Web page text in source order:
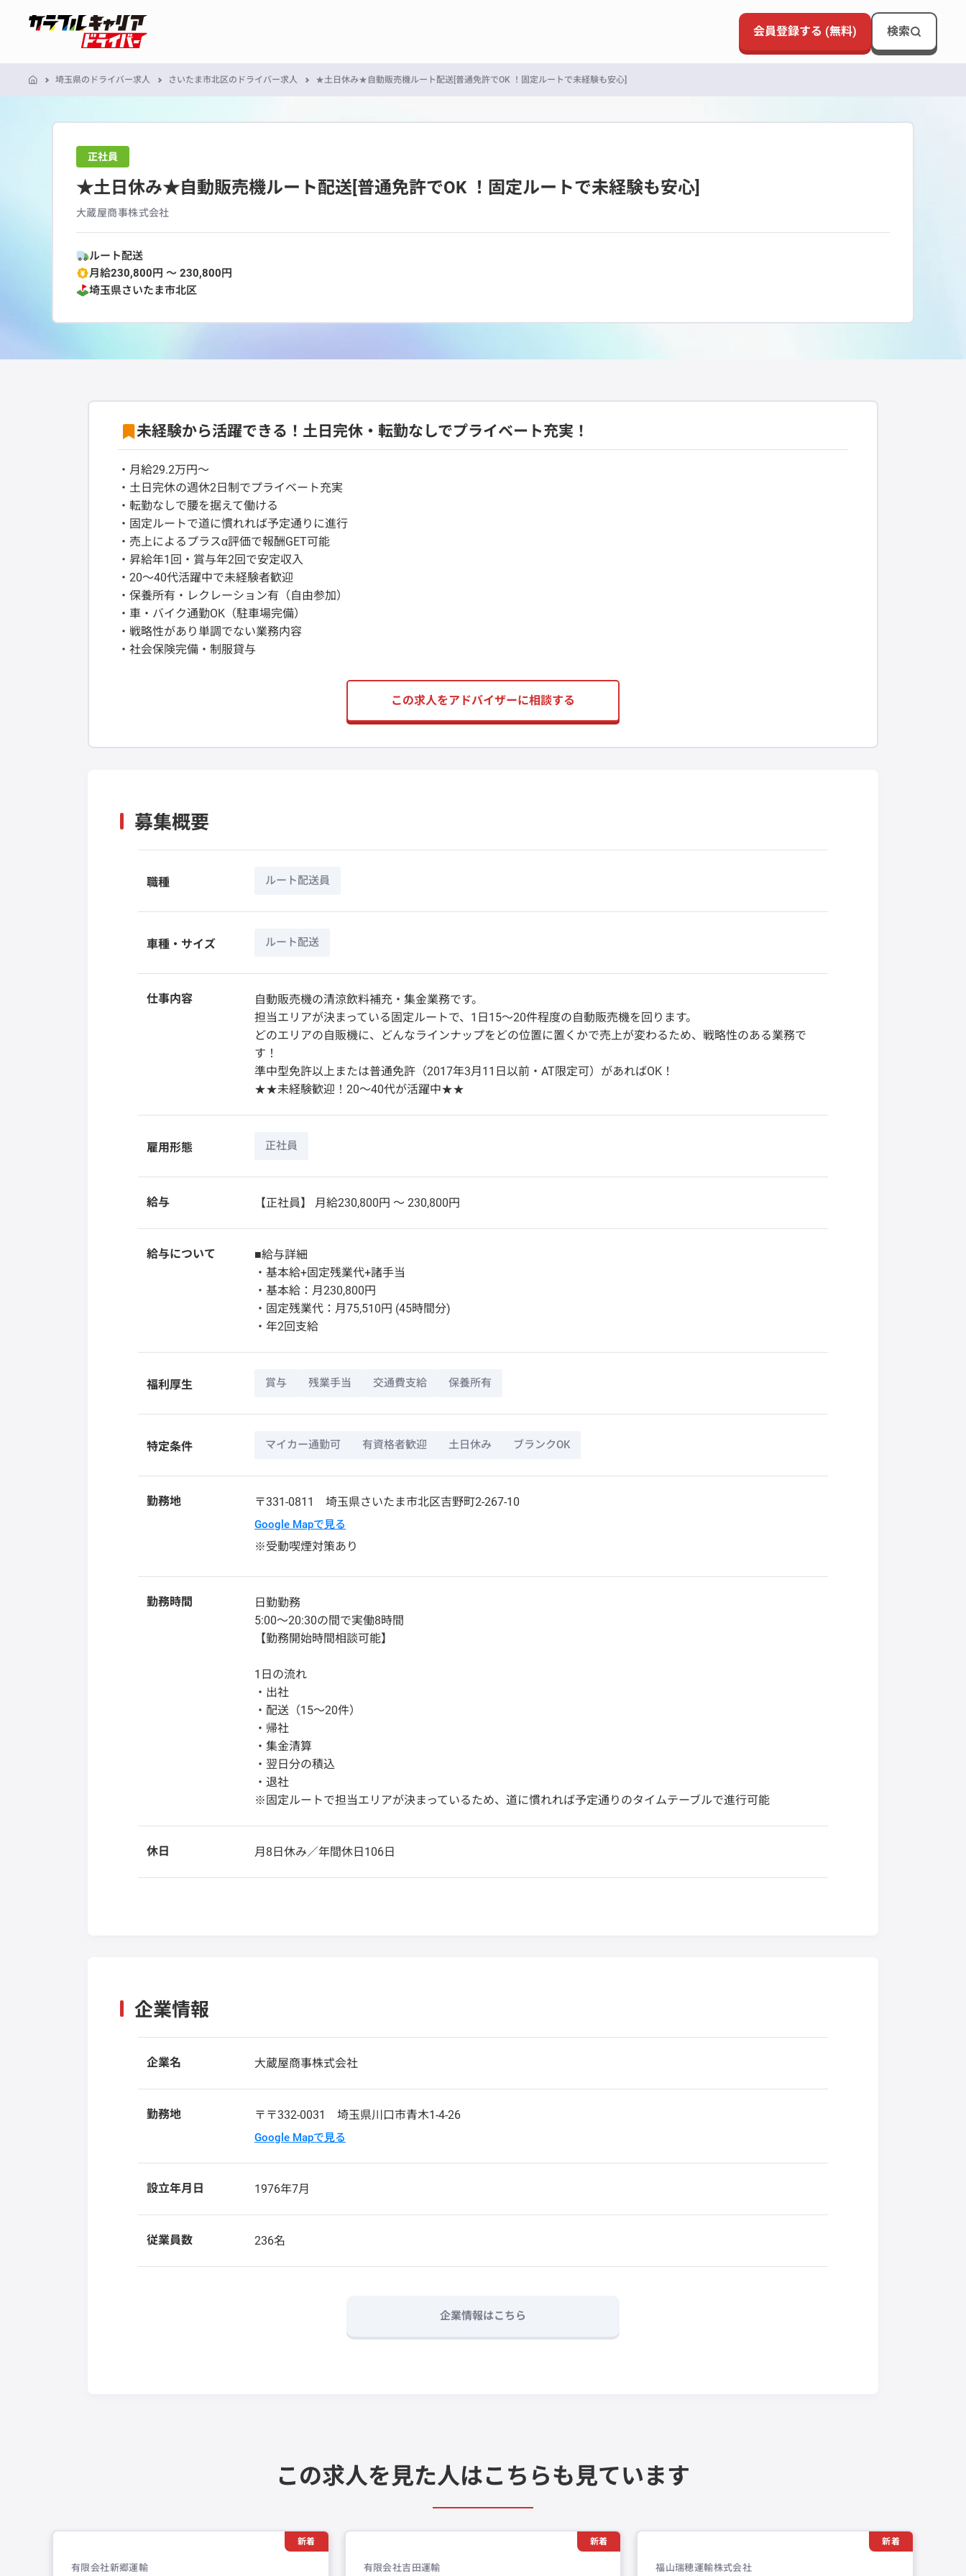
会員登録する (無料) 検索
埼玉県のドライバー求人 さいたま市北区のドライバー求人 ★土日休み★自動販売機ルート配送[普通免許でOK ！固定ルートで未経験も安心]
正社員
★土日休み★自動販売機ルート配送[普通免許でOK ！固定ルートで未経験も安心]
大蔵屋商事株式会社
ルート配送
月給230,800円 〜 230,800円
埼玉県さいたま市北区
未経験から活躍できる！土日完休・転勤なしでプライベート充実！
・月給29.2万円～
・土日完休の週休2日制でプライベート充実
・転勤なしで腰を据えて働ける
・固定ルートで道に慣れれば予定通りに進行
・売上によるプラスα評価で報酬GET可能
・昇給年1回・賞与年2回で安定収入
・20～40代活躍中で未経験者歓迎
・保養所有・レクレーション有（自由参加）
・車・バイク通勤OK（駐車場完備）
・戦略性があり単調でない業務内容
・社会保険完備・制服貸与
この求人をアドバイザーに相談する
募集概要
職種 ルート配送員
車種・サイズ ルート配送
仕事内容
自動販売機の清涼飲料補充・集金業務です。
担当エリアが決まっている固定ルートで、1日15～20件程度の自動販売機を回ります。
どのエリアの自販機に、どんなラインナップをどの位置に置くかで売上が変わるため、戦略性のある業務で
す！
準中型免許以上または普通免許（2017年3月11日以前・AT限定可）があればOK！
★★未経験歓迎！20～40代が活躍中★★
雇用形態 正社員
給与 【正社員】 月給230,800円 〜 230,800円
給与について
■給与詳細
・基本給+固定残業代+諸手当
・基本給：月230,800円
・固定残業代：月75,510円 (45時間分)
・年2回支給
福利厚生 賞与 残業手当 交通費支給 保養所有
特定条件 マイカー通勤可 有資格者歓迎 土日休み ブランクOK
勤務地 〒331-0811 埼玉県さいたま市北区吉野町2-267-10
Google Mapで見る
※受動喫煙対策あり
勤務時間
日勤勤務
5:00～20:30の間で実働8時間
【勤務開始時間相談可能】
1日の流れ
・出社
・配送（15～20件）
・帰社
・集金清算
・翌日分の積込
・退社
※固定ルートで担当エリアが決まっているため、道に慣れれば予定通りのタイムテーブルで進行可能
休日 月8日休み／年間休日106日
企業情報
企業名 大蔵屋商事株式会社
勤務地 〒〒332-0031 埼玉県川口市青木1-4-26
Google Mapで見る
設立年月日 1976年7月
従業員数 236名
企業情報はこちら
この求人を見た人はこちらも見ています
新着
有限会社新郷運輸
新着
有限会社吉田運輸
新着
福山瑞穂運輸株式会社